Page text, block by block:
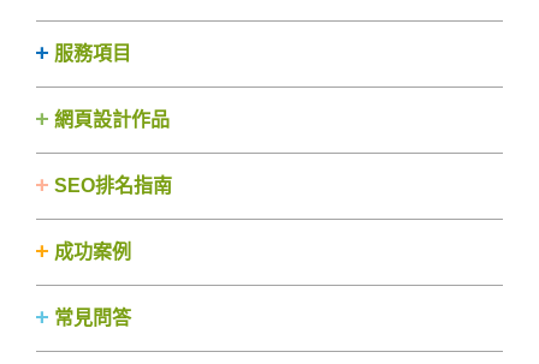
服務項目
網頁設計作品
SEO排名指南
成功案例
常見問答